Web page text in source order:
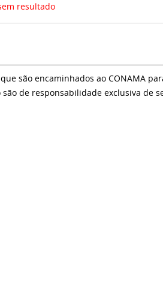
resultado
são encaminhados ao CONAMA
de responsabilidade exclusiva de